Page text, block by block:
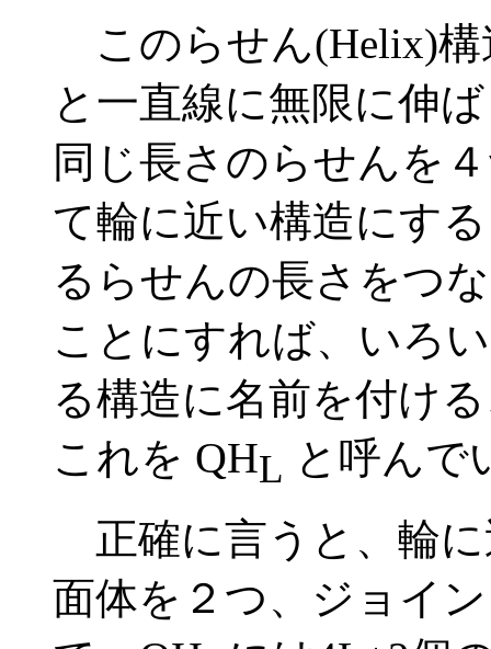
このらせん(Helix)構
と一直線に無限に伸
同じ長さのらせんを
て輪に近い構造にす
るらせんの長さをつ
ことにすれば、いろ
る構造に名前を付け
これを QHL と呼んで
正確に言うと、輪
面体を２つ、ジョイ